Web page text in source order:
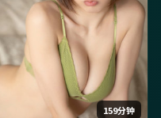
159分钟